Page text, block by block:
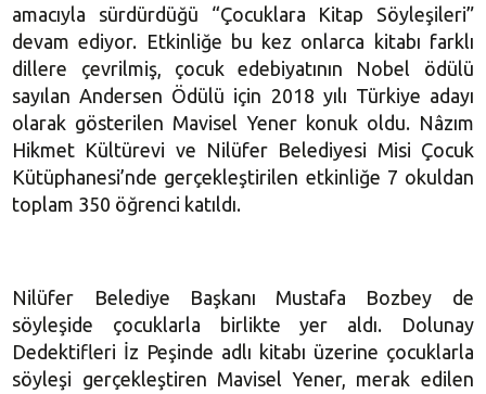
amacıyla sürdürdüğü “Çocuklara Kitap Söyleşileri”
devam ediyor. Etkinliğe bu kez onlarca kitabı farklı
dillere çevrilmiş, çocuk edebiyatının Nobel ödülü
sayılan Andersen Ödülü için 2018 yılı Türkiye adayı
olarak gösterilen Mavisel Yener konuk oldu. Nâzım
Hikmet Kültürevi ve Nilüfer Belediyesi Misi Çocuk
Kütüphanesi’nde gerçekleştirilen etkinliğe 7 okuldan
toplam 350 öğrenci katıldı.
Nilüfer Belediye Başkanı Mustafa Bozbey de
söyleşide çocuklarla birlikte yer aldı. Dolunay
Dedektifleri İz Peşinde adlı kitabı üzerine çocuklarla
söyleşi gerçekleştiren Mavisel Yener, merak edilen